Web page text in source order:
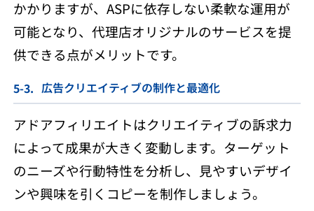
かかりますが、ASPに依存しない柔軟な運用が
可能となり、代理店オリジナルのサービスを提
供できる点がメリットです。
広告クリエイティブの制作と最適化
アドアフィリエイトはクリエイティブの訴求力
によって成果が大きく変動します。ターゲット
のニーズや行動特性を分析し、見やすいデザイ
ンや興味を引くコピーを制作しましょう。